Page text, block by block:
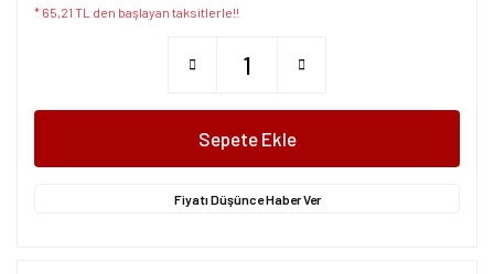
* 65,21 TL den başlayan taksitlerle!!
Sepete Ekle
Fiyatı Düşünce Haber Ver